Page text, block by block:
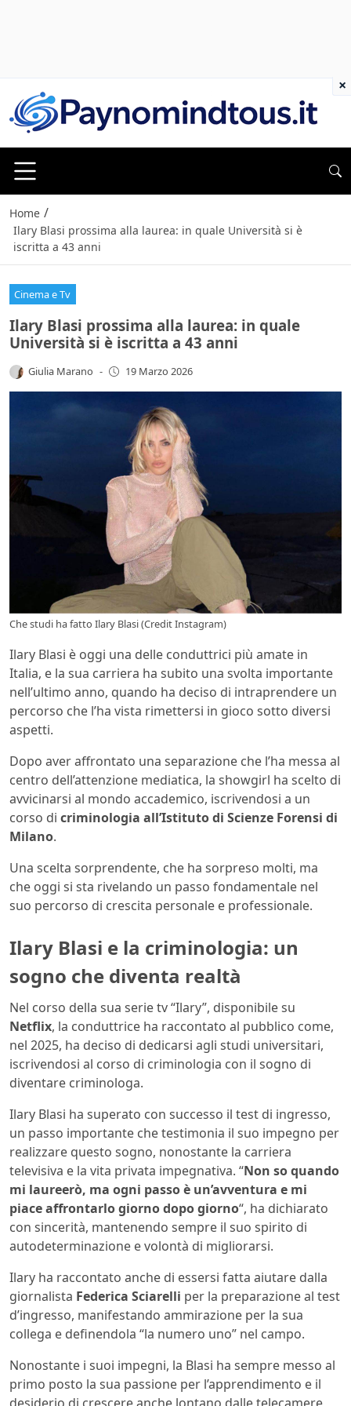
Home /
Ilary Blasi prossima alla laurea: in quale Università si è
iscritta a 43 anni
Cinema e Tv
Ilary Blasi prossima alla laurea: in quale
Università si è iscritta a 43 anni
Giulia Marano - 19 Marzo 2026
Che studi ha fatto Ilary Blasi (Credit Instagram)
Ilary Blasi è oggi una delle conduttrici più amate in
Italia, e la sua carriera ha subito una svolta importante
nell’ultimo anno, quando ha deciso di intraprendere un
percorso che l’ha vista rimettersi in gioco sotto diversi
aspetti.
Dopo aver affrontato una separazione che l’ha messa al
centro dell’attenzione mediatica, la showgirl ha scelto di
avvicinarsi al mondo accademico, iscrivendosi a un
corso di criminologia all’Istituto di Scienze Forensi di
Milano.
Una scelta sorprendente, che ha sorpreso molti, ma
che oggi si sta rivelando un passo fondamentale nel
suo percorso di crescita personale e professionale.
Ilary Blasi e la criminologia: un
sogno che diventa realtà
Nel corso della sua serie tv “Ilary”, disponibile su
Netflix, la conduttrice ha raccontato al pubblico come,
nel 2025, ha deciso di dedicarsi agli studi universitari,
iscrivendosi al corso di criminologia con il sogno di
diventare criminologa.
Ilary Blasi ha superato con successo il test di ingresso,
un passo importante che testimonia il suo impegno per
realizzare questo sogno, nonostante la carriera
televisiva e la vita privata impegnativa. “Non so quando
mi laureerò, ma ogni passo è un’avventura e mi
piace affrontarlo giorno dopo giorno“, ha dichiarato
con sincerità, mantenendo sempre il suo spirito di
autodeterminazione e volontà di migliorarsi.
Ilary ha raccontato anche di essersi fatta aiutare dalla
giornalista Federica Sciarelli per la preparazione al test
d’ingresso, manifestando ammirazione per la sua
collega e definendola “la numero uno” nel campo.
Nonostante i suoi impegni, la Blasi ha sempre messo al
primo posto la sua passione per l’apprendimento e il
desiderio di crescere anche lontano dalle telecamere,
×